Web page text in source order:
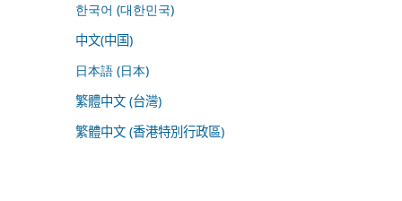
한국어 (대한민국)
中文(中国)
日本語 (日本)
繁體中文 (台灣)
繁體中文 (香港特別行政區)